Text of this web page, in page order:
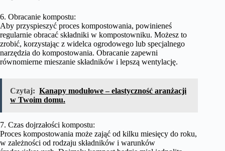
6. Obracanie kompostu:
Aby przyspieszyć proces kompostowania, powinieneś
regularnie obracać składniki w kompostowniku. Możesz to
zrobić, korzystając z widelca ogrodowego lub specjalnego
narzędzia do kompostowania. Obracanie zapewni
równomierne mieszanie składników i lepszą wentylację.
Czytaj: Kanapy modułowe – elastyczność aranżacji
w Twoim domu.
7. Czas dojrzałości kompostu:
Proces kompostowania może zająć od kilku miesięcy do roku,
w zależności od rodzaju składników i warunków